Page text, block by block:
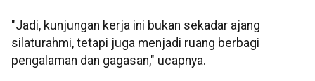
"Jadi, kunjungan kerja ini bukan sekadar ajang
silaturahmi, tetapi juga menjadi ruang berbagi
pengalaman dan gagasan," ucapnya.